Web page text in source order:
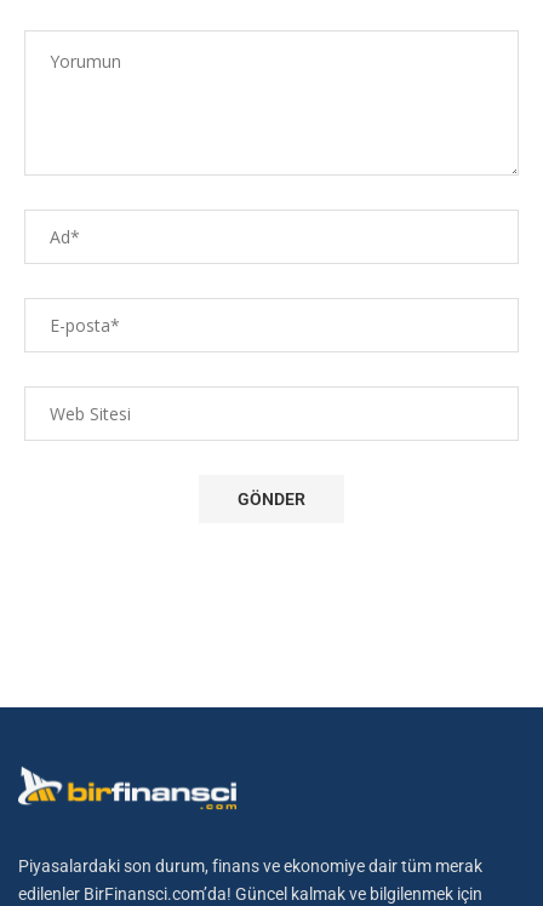
Piyasalardaki son durum, finans ve ekonomiye dair tüm merak
edilenler BirFinansci.com’da! Güncel kalmak ve bilgilenmek için